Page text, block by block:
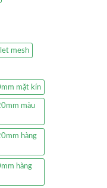
mesh
mặt kín
màu
hàng
hàng